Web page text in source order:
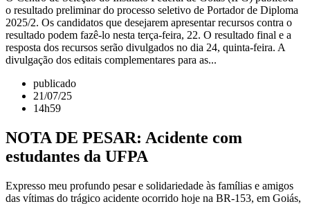
o resultado preliminar do processo seletivo de Portador de Diploma
2025/2. Os candidatos que desejarem apresentar recursos contra o
resultado podem fazê-lo nesta terça-feira, 22. O resultado final e a
resposta dos recursos serão divulgados no dia 24, quinta-feira. A
divulgação dos editais complementares para as...
publicado
21/07/25
14h59
NOTA DE PESAR: Acidente com
estudantes da UFPA
Expresso meu profundo pesar e solidariedade às famílias e amigos
das vítimas do trágico acidente ocorrido hoje na BR-153, em Goiás,